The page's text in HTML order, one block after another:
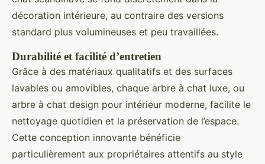
décoration intérieure, au contraire des versions
standard plus volumineuses et peu travaillées.
Durabilité et facilité d’entretien
Grâce à des matériaux qualitatifs et des surfaces
lavables ou amovibles, chaque arbre à chat luxe, ou
arbre à chat design pour intérieur moderne, facilite le
nettoyage quotidien et la préservation de l’espace.
Cette conception innovante bénéficie
particulièrement aux propriétaires attentifs au style